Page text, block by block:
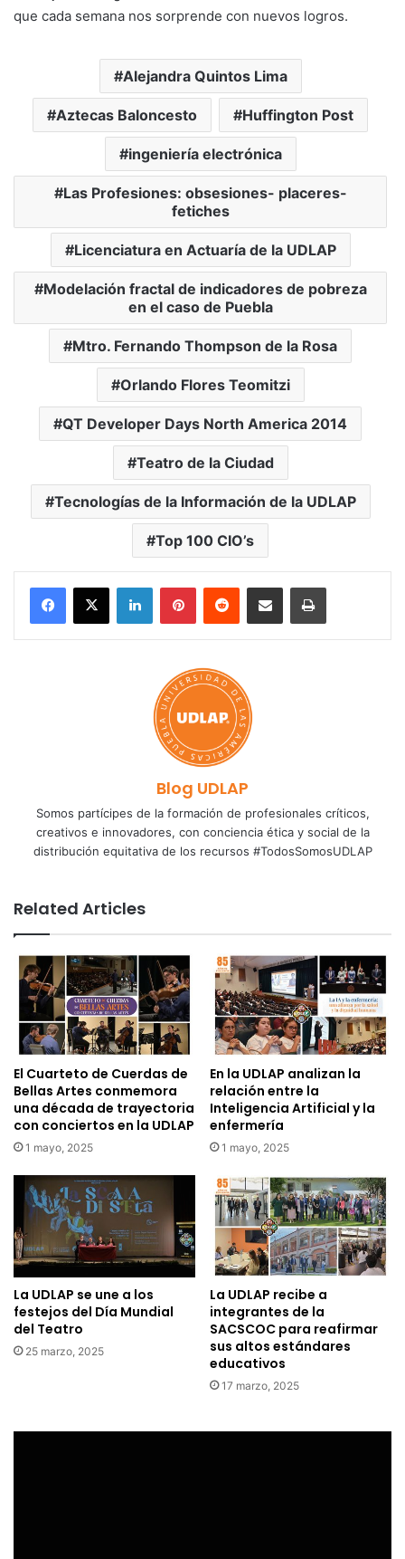
que cada semana nos sorprende con nuevos logros.
Alejandra Quintos Lima
Aztecas Baloncesto Huffington Post
ingeniería electrónica
Las Profesiones: obsesiones- placeres-
fetiches
Licenciatura en Actuaría de la UDLAP
Modelación fractal de indicadores de pobreza
en el caso de Puebla
Mtro. Fernando Thompson de la Rosa
Orlando Flores Teomitzi
QT Developer Days North America 2014
Teatro de la Ciudad
Tecnologías de la Información de la UDLAP
Top 100 CIO’s
LinkedInPinterestReddit Share via Email Print
Blog UDLAP
Somos partícipes de la formación de profesionales críticos,
creativos e innovadores, con conciencia ética y social de la
distribución equitativa de los recursos #TodosSomosUDLAP
Related Articles
El Cuarteto de Cuerdas de
Bellas Artes conmemora
una década de trayectoria
con conciertos en la UDLAP
1 mayo, 2025
En la UDLAP analizan la
relación entre la
Inteligencia Artificial y la
enfermería
1 mayo, 2025
La UDLAP se une a los
festejos del Día Mundial
del Teatro
25 marzo, 2025
La UDLAP recibe a
integrantes de la
SACSCOC para reafirmar
sus altos estándares
educativos
17 marzo, 2025